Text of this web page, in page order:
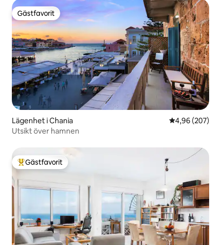
Gästfavorit
Gästfavorit
Lägenhet i Chania 4,96 av 5 i
4,96 (207)
Utsikt över hamnen
Populär gästfavorit
Gästfavorit